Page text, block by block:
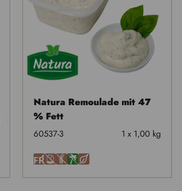
Natura Remoulade mit 47
% Fett
60537-3 1 x 1,00 kg
FA U Ä H